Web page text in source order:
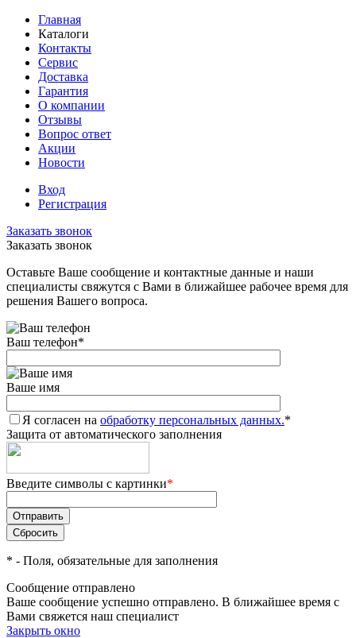
Главная
Каталоги
Контакты
Сервис
Доставка
Гарантия
О компании
Отзывы
Вопрос ответ
Акции
Новости
Вход
Регистрация
Заказать звонок
Заказать звонок
Оставьте Ваше сообщение и контактные данные и наши
специалисты свяжутся с Вами в ближайшее рабочее время для
решения Вашего вопроса.
Ваш телефон*
Ваше имя
Я согласен на обработку персональных данных.*
Защита от автоматического заполнения
Введите символы с картинки*
* - Поля, обязательные для заполнения
Сообщение отправлено
Ваше сообщение успешно отправлено. В ближайшее время с
Вами свяжется наш специалист
Закрыть окно